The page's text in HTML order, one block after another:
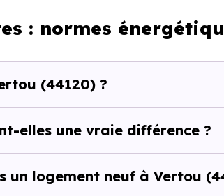
qui se construit
àVertou (44120)ne se résume
locales et les opportunités du
peuvent être significatives,
: normes
(44120) ?
elles une vraie différence ?
un logement neuf à Vertou